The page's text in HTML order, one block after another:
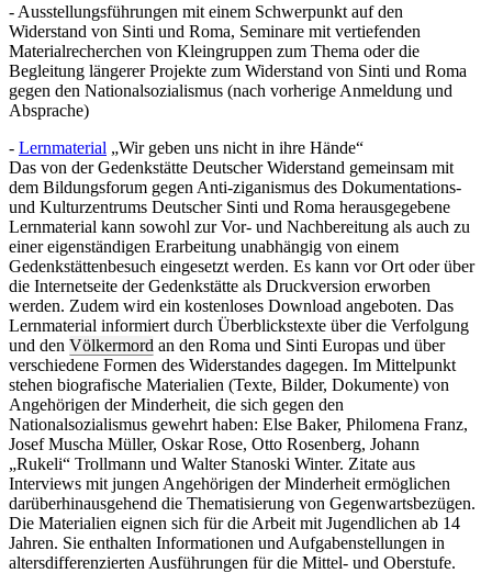
- Ausstellungsführungen mit einem Schwerpunkt auf den
Widerstand von Sinti und Roma, Seminare mit vertiefenden
Materialrecherchen von Kleingruppen zum Thema oder die
Begleitung längerer Projekte zum Widerstand von Sinti und Roma
gegen den Nationalsozialismus (nach vorherige Anmeldung und
Absprache)
- Lernmaterial „Wir geben uns nicht in ihre Hände“
Das von der Gedenkstätte Deutscher Widerstand gemeinsam mit
dem Bildungsforum gegen Anti-ziganismus des Dokumentations-
und Kulturzentrums Deutscher Sinti und Roma herausgegebene
Lernmaterial kann sowohl zur Vor- und Nachbereitung als auch zu
einer eigenständigen Erarbeitung unabhängig von einem
Gedenkstättenbesuch eingesetzt werden. Es kann vor Ort oder über
die Internetseite der Gedenkstätte als Druckversion erworben
werden. Zudem wird ein kostenloses Download angeboten. Das
Lernmaterial informiert durch Überblickstexte über die Verfolgung
und den Völkermord an den Roma und Sinti Europas und über
verschiedene Formen des Widerstandes dagegen. Im Mittelpunkt
stehen biografische Materialien (Texte, Bilder, Dokumente) von
Angehörigen der Minderheit, die sich gegen den
Nationalsozialismus gewehrt haben: Else Baker, Philomena Franz,
Josef Muscha Müller, Oskar Rose, Otto Rosenberg, Johann
„Rukeli“ Trollmann und Walter Stanoski Winter. Zitate aus
Interviews mit jungen Angehörigen der Minderheit ermöglichen
darüberhinausgehend die Thematisierung von Gegenwartsbezügen.
Die Materialien eignen sich für die Arbeit mit Jugendlichen ab 14
Jahren. Sie enthalten Informationen und Aufgabenstellungen in
altersdifferenzierten Ausführungen für die Mittel- und Oberstufe.